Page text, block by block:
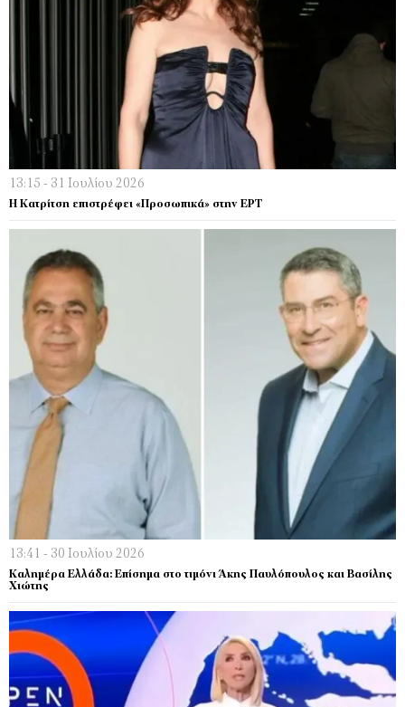
13:15 - 31 Ιουλίου 2026
Η Κατρίτση επιστρέφει «Προσωπικά» στην ΕΡΤ
13:41 - 30 Ιουλίου 2026
Καλημέρα Ελλάδα: Επίσημα στο τιμόνι Άκης Παυλόπουλος και Βασίλης
Χιώτης